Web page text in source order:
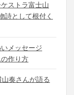
ストラ富士山
として根付く
メッセージ
作り方
奏さんが語る